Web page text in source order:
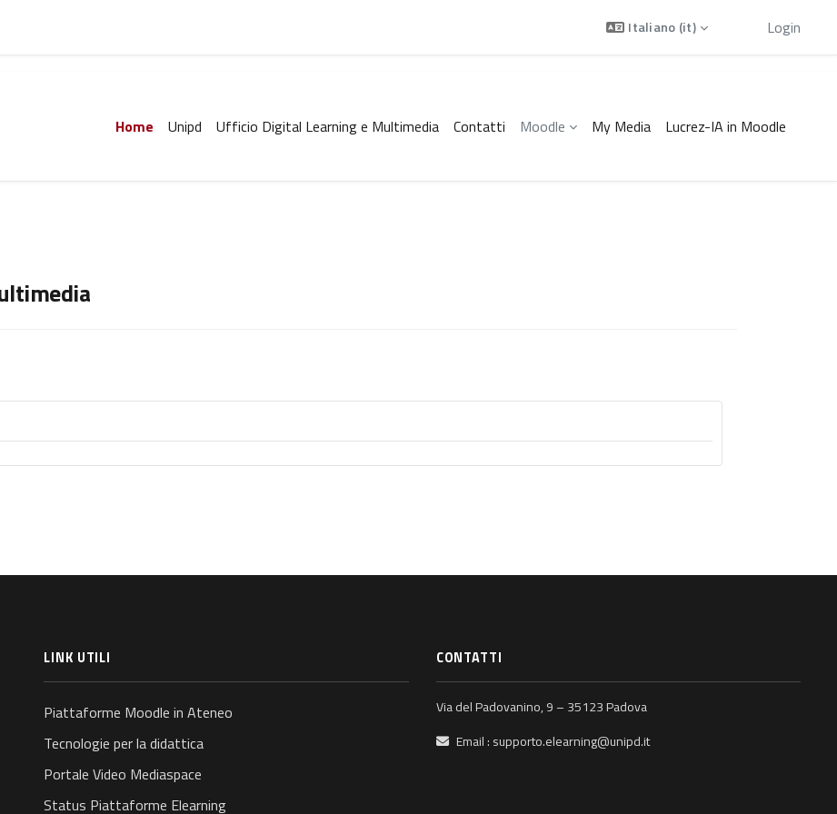
Italiano ‎(it)‎ Login
Home Unipd Ufficio Digital Learning e Multimedia Contatti Moodle My Media Lucrez-IA in Moodle
LINK UTILI
Piattaforme Moodle in Ateneo
Tecnologie per la didattica
Portale Video Mediaspace
Status Piattaforme Elearning
CONTATTI
Via del Padovanino, 9 – 35123 Padova
Email : supporto.elearning@unipd.it